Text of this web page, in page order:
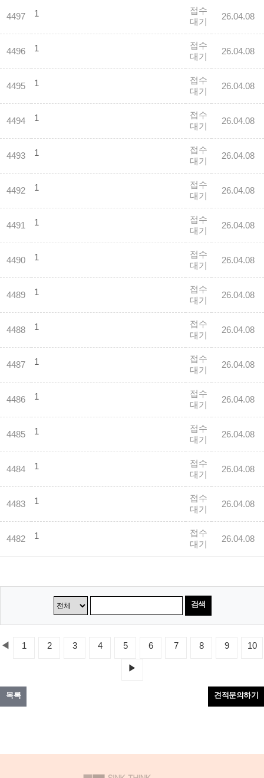
4497 1
접수
대기
26.04.08
4496 1
접수
대기
26.04.08
4495 1
접수
대기
26.04.08
4494 1
접수
대기
26.04.08
4493 1
접수
대기
26.04.08
4492 1
접수
대기
26.04.08
4491 1
접수
대기
26.04.08
4490 1
접수
대기
26.04.08
4489 1
접수
대기
26.04.08
4488 1
접수
대기
26.04.08
4487 1
접수
대기
26.04.08
4486 1
접수
대기
26.04.08
4485 1
접수
대기
26.04.08
4484 1
접수
대기
26.04.08
4483 1
접수
대기
26.04.08
4482 1
접수
대기
26.04.08
검색
◀ 1 2 3 4 5 6 7 8 9 10
▶
목록 견적문의하기